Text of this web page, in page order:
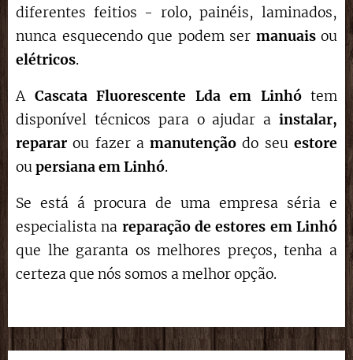
diferentes feitios - rolo, painéis, laminados,
nunca esquecendo que podem ser manuaisou
elétricos.
A Cascata Fluorescente Lda em Linhó tem
disponível técnicos para o ajudar a instalar,
reparar ou fazer amanutenção do seuestore
oupersiana em Linhó.
Se está á procura de uma empresa séria e
especialista na reparação de estores em Linhó
que lhe garanta os melhores preços, tenha a
certeza que nós somos a melhor opção.